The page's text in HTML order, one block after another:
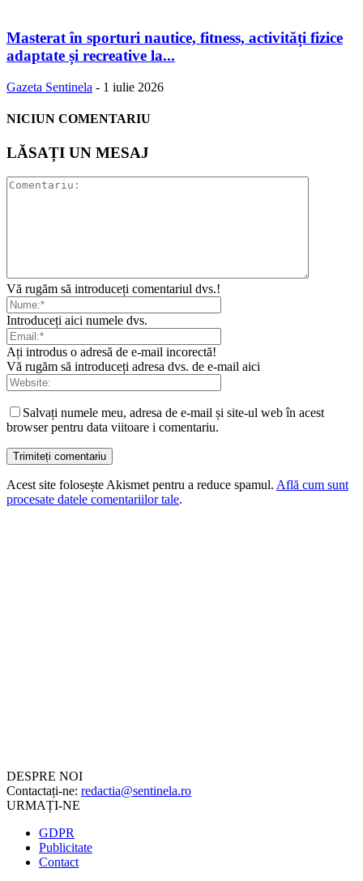
Masterat în sporturi nautice, fitness, activități fizice
adaptate și recreative la...
Gazeta Sentinela - 1 iulie 2026
NICIUN COMENTARIU
LĂSAȚI UN MESAJ
Vă rugăm să introduceți comentariul dvs.!
Introduceți aici numele dvs.
Ați introdus o adresă de e-mail incorectă!
Vă rugăm să introduceți adresa dvs. de e-mail aici
Salvați numele meu, adresa de e-mail și site-ul web în acest
browser pentru data viitoare i comentariu.
Acest site folosește Akismet pentru a reduce spamul. Află cum sunt
procesate datele comentariilor tale.
DESPRE NOI
Contactați-ne: redactia@sentinela.ro
URMAȚI-NE
GDPR
Publicitate
Contact